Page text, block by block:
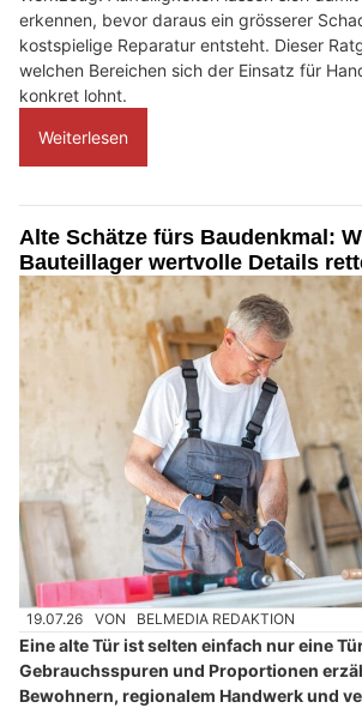
erkennen, bevor daraus ein grösserer
kostspielige Reparatur entsteht. Dieser
welchen Bereichen sich der Einsatz für
konkret lohnt.
Weiterlesen
Alte Schätze fürs Baudenkmal:
Bauteillager wertvolle Details
19.07.26 VON BELMEDIA REDAKTION
Eine alte Tür ist selten einfach nur eine
Gebrauchsspuren und Proportionen
Bewohnern, regionalem Handwerk und